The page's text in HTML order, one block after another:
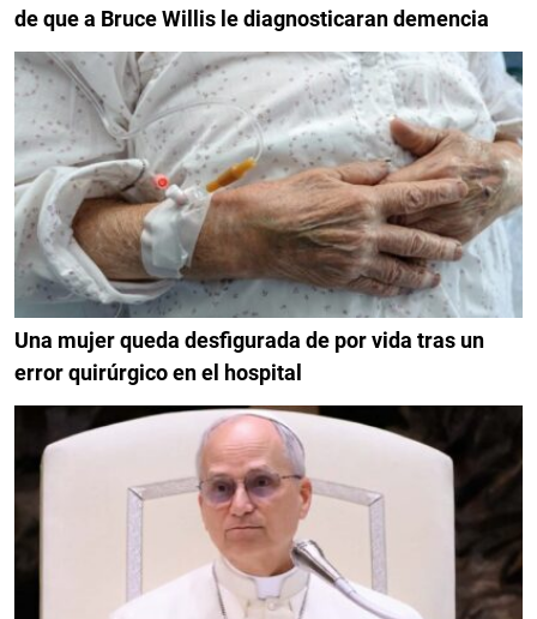
de que a Bruce Willis le diagnosticaran demencia
Una mujer queda desfigurada de por vida tras un
error quirúrgico en el hospital